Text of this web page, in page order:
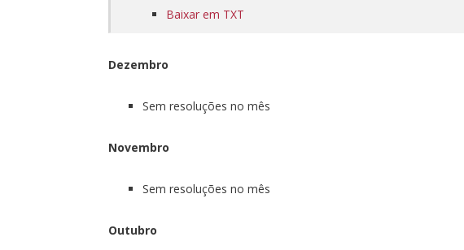
Baixar em TXT
Dezembro
Sem resoluções no mês
Novembro
Sem resoluções no mês
Outubro